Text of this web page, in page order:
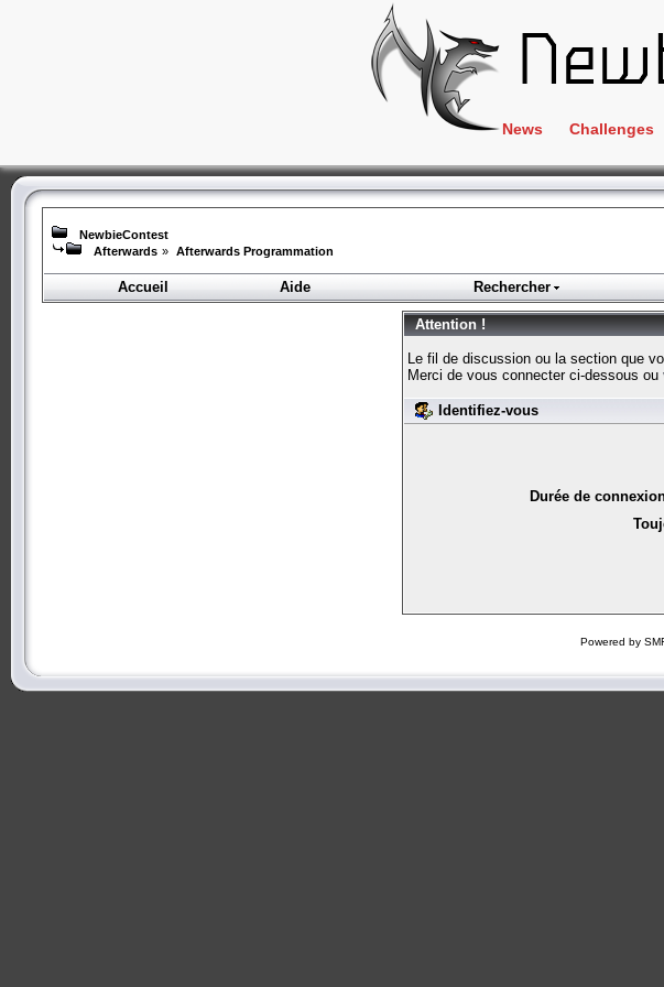
News Challenges
Crackme
Hacking
Tous
NewbieContest
Afterwards » Afterwards Programmation
Accueil
Aide Rechercher
Attention !
Le fil de discussion ou la section que
Merci de vous connecter ci-dessous ou
Identifiez-vous
Durée de
Powered by